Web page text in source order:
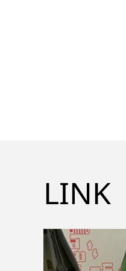
LINK